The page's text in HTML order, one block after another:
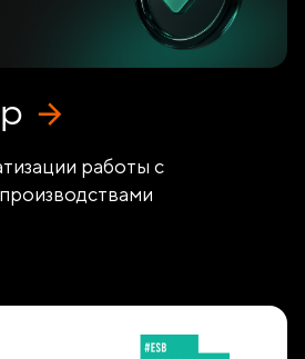
работы с